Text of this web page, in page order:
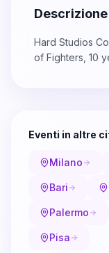
Descrizione
Hard Studios
of Fighters, 10
Eventi in altre
Milano
Bari
Palermo
Pisa